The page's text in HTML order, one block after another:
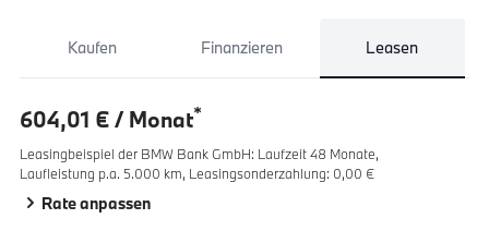
Kaufen Finanzieren Leasen
604,01 € / Monat*
Leasingbeispiel der BMW Bank GmbH: Laufzeit 48 Monate,
Laufleistung p.a. 5.000 km, Leasingsonderzahlung: 0,00 €
Rate anpassen